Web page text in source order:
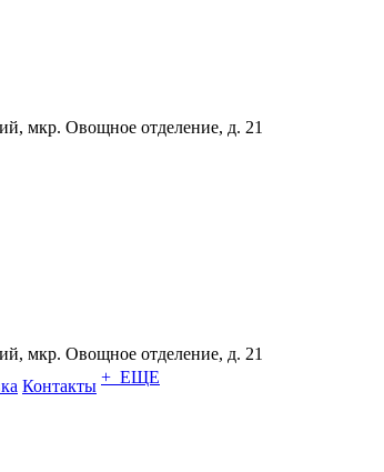
мкр. Овощное отделение, д. 21
мкр. Овощное отделение, д. 21
Контакты + ЕЩЕ